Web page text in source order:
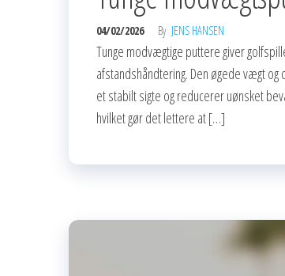
04/02/2026 By JENS HANSEN
Tunge modvægtige puttere giver
afstandshåndtering. Den øgede vægt
et stabilt sigte og reducerer uønsket
hvilket gør det lettere at […]